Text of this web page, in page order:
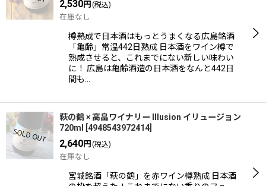
2,530円 (税込)
在庫なし
樽熟成で日本酒はもっとうまくなる広島銘酒
「亀齢」常温442日熟成 日本酒をワイン樽で
熟成させると、これまでにない新しい味わい
に！ 広島は亀齢酒造の日本酒をなんと442日
間も…
萩の鶴 × 高畠ワイナリー Illusion イリュージョン
720ml
4948543972414
2,640円 (税込)
在庫なし
宮城銘酒「萩の鶴」を赤ワイン樽熟成 日本酒